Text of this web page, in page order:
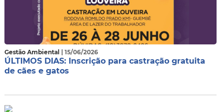
Gestão Ambiental | 15/06/2026
ÚLTIMOS DIAS: Inscrição para castração gratuita
de cães e gatos